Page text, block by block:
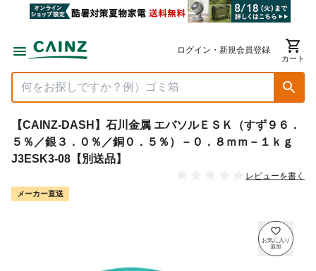
ログイン・新規会員登録
カート
【CAINZ-DASH】石川金属 エバソルＥＳＫ（すず９６．
５％／銀３．０％／銅０．５％）－０．８ｍｍ－１ｋｇ
J3ESK3-08【別送品】
レビューを書く
メーカー直送